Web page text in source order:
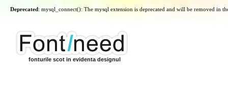
Deprecated: mysql_connect(): The mysql extension is deprecated and will be removed in
fonturile scot in evidenta designul